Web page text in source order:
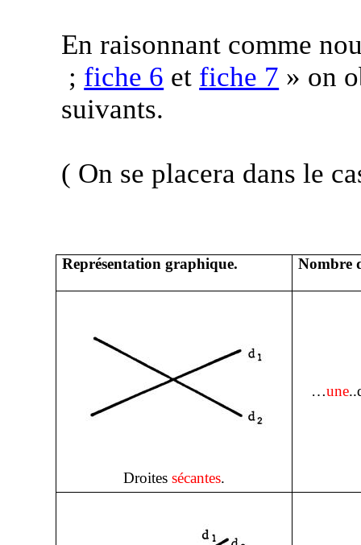
En raisonnant comme
; fiche 6 et fiche 7 » on
suivants.
( On se placera dans le
Représentation graphique. Nombre
Droites sécantes.
…une..